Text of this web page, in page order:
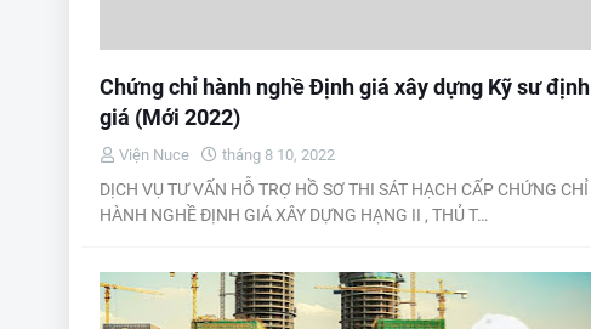
Chứng chỉ hành nghề Định giá xây dựng Kỹ sư định
giá (Mới 2022)
Viện Nuce tháng 8 10, 2022
DỊCH VỤ TƯ VẤN HỖ TRỢ HỒ SƠ THI SÁT HẠCH CẤP CHỨNG CHỈ
HÀNH NGHỀ ĐỊNH GIÁ XÂY DỰNG HẠNG II , THỦ T…